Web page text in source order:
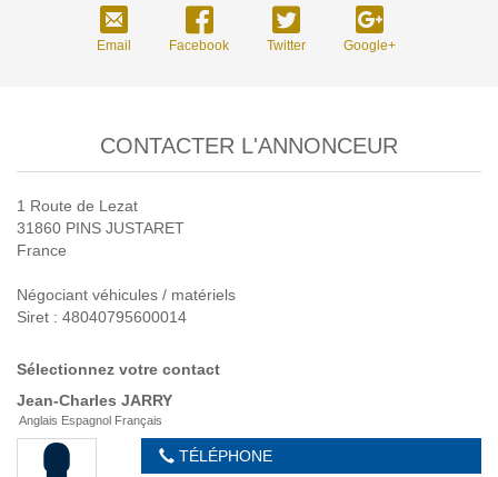
Email Facebook Twitter Google+
CONTACTER L'ANNONCEUR
1 Route de Lezat
31860 PINS JUSTARET
France
Négociant véhicules / matériels
Siret : 48040795600014
Sélectionnez votre contact
Jean-Charles JARRY
Anglais Espagnol Français
TÉLÉPHONE